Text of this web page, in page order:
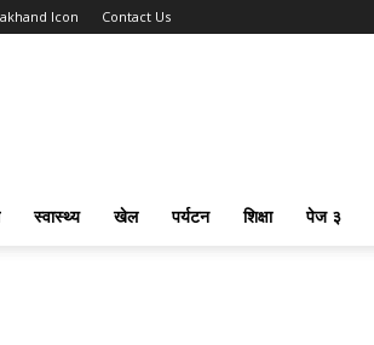
Icon Contact Us
स्वास्थ्य खेल पर्यटन शिक्षा पेज ३